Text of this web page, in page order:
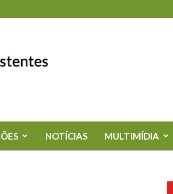
NOTÍCIAS MULTIMÍDIA